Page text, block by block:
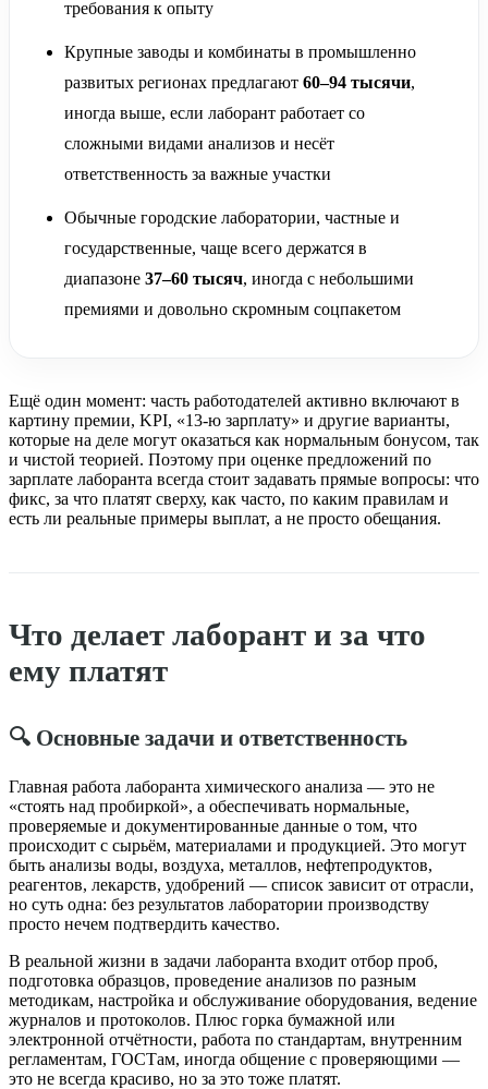
требования к опыту
Крупные заводы и комбинаты в промышленно
развитых регионах предлагают 60–94 тысячи,
иногда выше, если лаборант работает со
сложными видами анализов и несёт
ответственность за важные участки
Обычные городские лаборатории, частные и
государственные, чаще всего держатся в
диапазоне 37–60 тысяч, иногда с небольшими
премиями и довольно скромным соцпакетом
Ещё один момент: часть работодателей активно включают в
картину премии, KPI, «13‑ю зарплату» и другие варианты,
которые на деле могут оказаться как нормальным бонусом, так
и чистой теорией. Поэтому при оценке предложений по
зарплате лаборанта всегда стоит задавать прямые вопросы: что
фикс, за что платят сверху, как часто, по каким правилам и
есть ли реальные примеры выплат, а не просто обещания.
Что делает лаборант и за что
ему платят
🔍 Основные задачи и ответственность
Главная работа лаборанта химического анализа — это не
«стоять над пробиркой», а обеспечивать нормальные,
проверяемые и документированные данные о том, что
происходит с сырьём, материалами и продукцией. Это могут
быть анализы воды, воздуха, металлов, нефтепродуктов,
реагентов, лекарств, удобрений — список зависит от отрасли,
но суть одна: без результатов лаборатории производству
просто нечем подтвердить качество.
В реальной жизни в задачи лаборанта входит отбор проб,
подготовка образцов, проведение анализов по разным
методикам, настройка и обслуживание оборудования, ведение
журналов и протоколов. Плюс горка бумажной или
электронной отчётности, работа по стандартам, внутренним
регламентам, ГОСТам, иногда общение с проверяющими —
это не всегда красиво, но за это тоже платят.